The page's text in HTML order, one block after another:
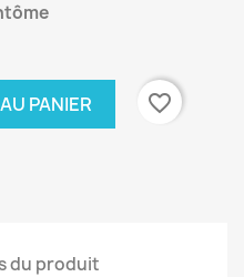
PANIER favorite_border
du produit